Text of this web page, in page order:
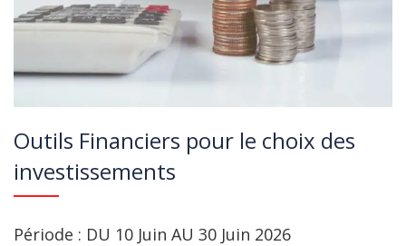
Outils Financiers pour le choix des
investissements
Période : DU 10 Juin AU 30 Juin 2026